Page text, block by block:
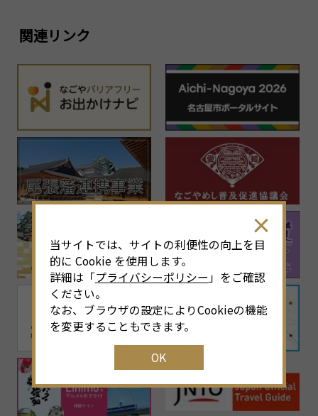
関連リンク
当サイトでは、サイトの利便性の向上を目
的に Cookie を使用します。
詳細は「プライバシーポリシー 」をご確認
ください。
なお、ブラウザの設定によりCookieの機能
を変更することもできます。
OK